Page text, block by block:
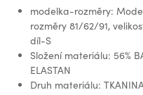
modelka-rozměry:
rozměry 81/62/91,
díl-S
Složení materiálu: 56%
ELASTAN
Druh materiálu: